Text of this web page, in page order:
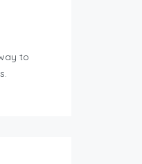
to